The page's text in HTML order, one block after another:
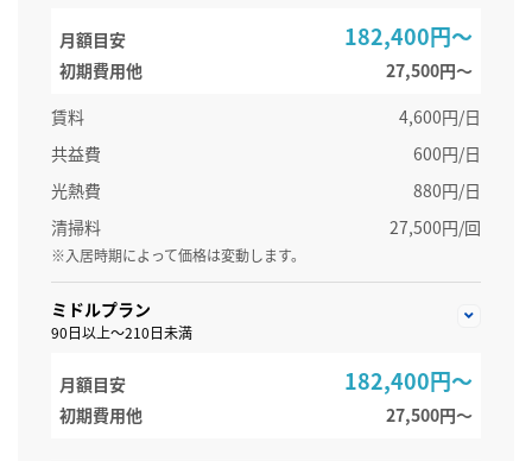
月額目安 182,400円～
初期費用他
27,500円〜
賃料
4,600円/日
共益費
600円/日
光熱費
880円/日
清掃料
27,500円/回
※入居時期によって価格は変動します。
ミドルプラン
90日以上～210日未満
月額目安 182,400円～
初期費用他 27,500円〜